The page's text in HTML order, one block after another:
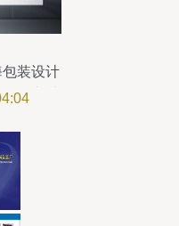
装设计
设计 威